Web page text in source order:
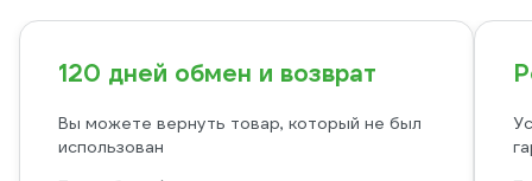
120 дней обмен и возврат
Вы можете вернуть товар, который не был
использован